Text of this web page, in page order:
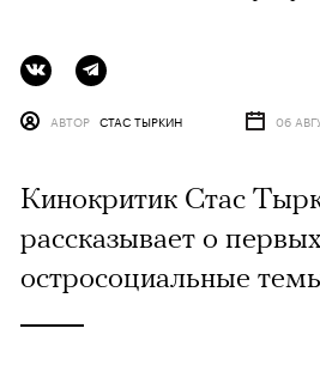
АВТОР СТАС ТЫРКИН 06
Кинокритик Стас
рассказывает о
остросоциальные